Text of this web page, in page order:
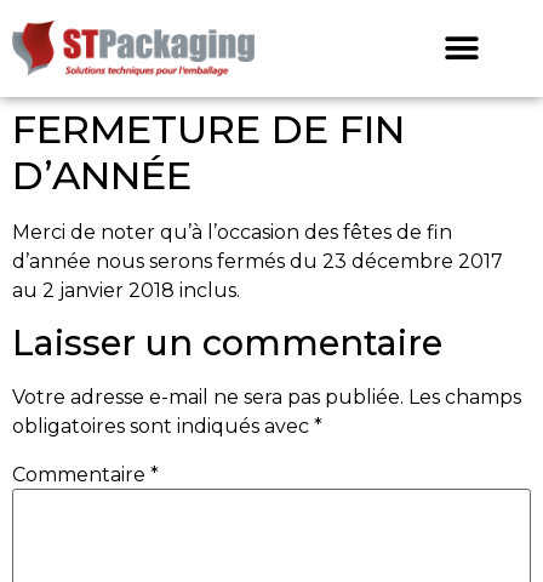
FERMETURE DE FIN
D’ANNÉE
Merci de noter qu’à l’occasion des fêtes de fin
d’année nous serons fermés du 23 décembre 2017
au 2 janvier 2018 inclus.
Laisser un commentaire
Votre adresse e-mail ne sera pas publiée. Les champs
obligatoires sont indiqués avec *
Commentaire *